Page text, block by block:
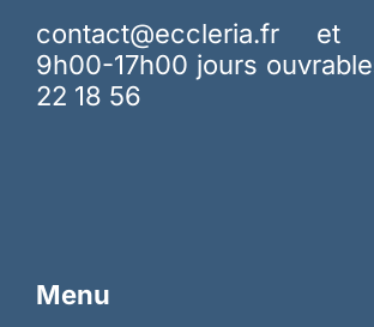
contact@eccleria.fr et
9h00-17h00 jours
22 18 56
Menu